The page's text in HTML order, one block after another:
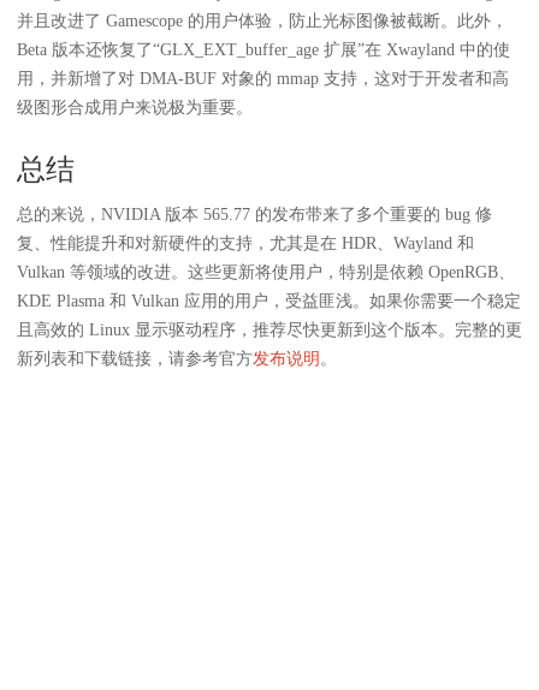
并且改进了 Gamescope 的用户体验，防止光标图像被截断。此外，
Beta 版本还恢复了“GLX_EXT_buffer_age 扩展”在 Xwayland 中的使
用，并新增了对 DMA-BUF 对象的 mmap 支持，这对于开发者和高
级图形合成用户来说极为重要。
总结
总的来说，NVIDIA 版本 565.77 的发布带来了多个重要的 bug 修
复、性能提升和对新硬件的支持，尤其是在 HDR、Wayland 和
Vulkan 等领域的改进。这些更新将使用户，特别是依赖 OpenRGB、
KDE Plasma 和 Vulkan 应用的用户，受益匪浅。如果你需要一个稳定
且高效的 Linux 显示驱动程序，推荐尽快更新到这个版本。完整的更
新列表和下载链接，请参考官方发布说明 。